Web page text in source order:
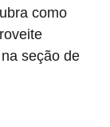
como
seção de